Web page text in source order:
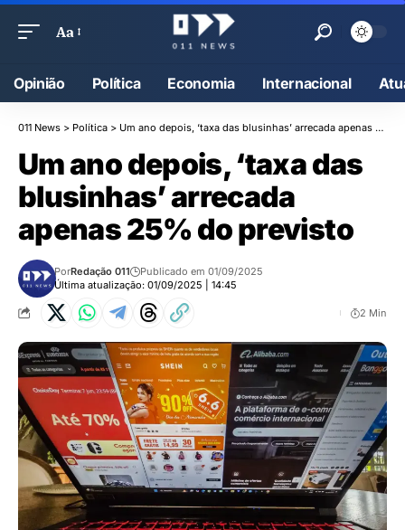
Aa
Opinião Política Economia Internacional
011 News > Política > Um ano depois, ‘taxa das blusinhas’ arrecada apenas 25% do previsto
Um ano depois, ‘taxa das
blusinhas’ arrecada
apenas 25% do previsto
Última atualização: 01/09/2025 | 14:45
PorRedação 011 Publicado em 01/09/2025
2 Min